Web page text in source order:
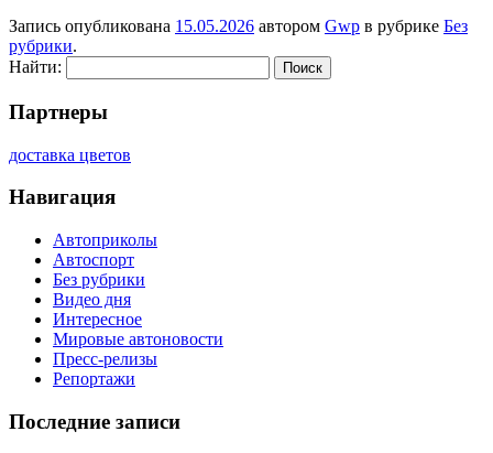
Запись опубликована 15.05.2026 автором Gwp в рубрике Без
рубрики.
Найти:
Партнеры
доставка цветов
Навигация
Автоприколы
Автоспорт
Без рубрики
Видео дня
Интересное
Мировые автоновости
Пресс-релизы
Репортажи
Последние записи